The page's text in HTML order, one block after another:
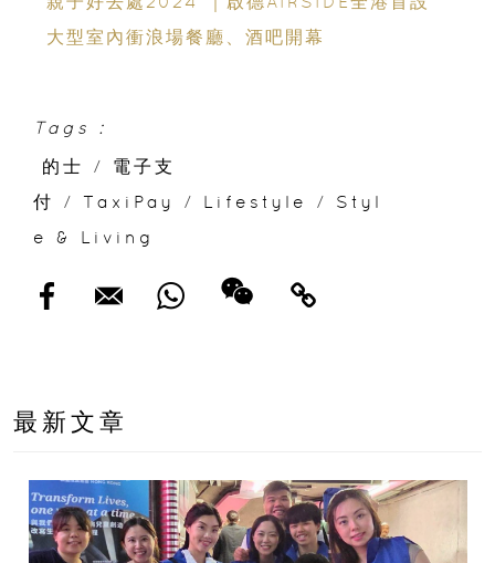
大型室內衝浪場餐廳、酒吧開幕
Tags :
的士
/
電子支
付
/ TaxiPay / Lifestyle /
Styl
e & Living
最新文章